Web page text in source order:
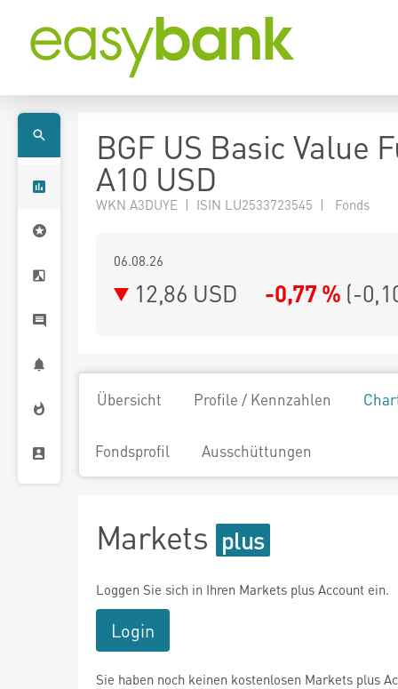
BGF US Basic Value
A10 USD
WKN A3DUYE | ISIN LU2533723545 | Fonds
06.08.26
12,86 USD -0,77 % (-
Übersicht Profile / Kennzahlen
Fondsprofil Ausschüttungen
Markets
Loggen Sie sich in Ihren Markets plus Account ein.
Login
Sie haben noch keinen kostenlosen Markets plus